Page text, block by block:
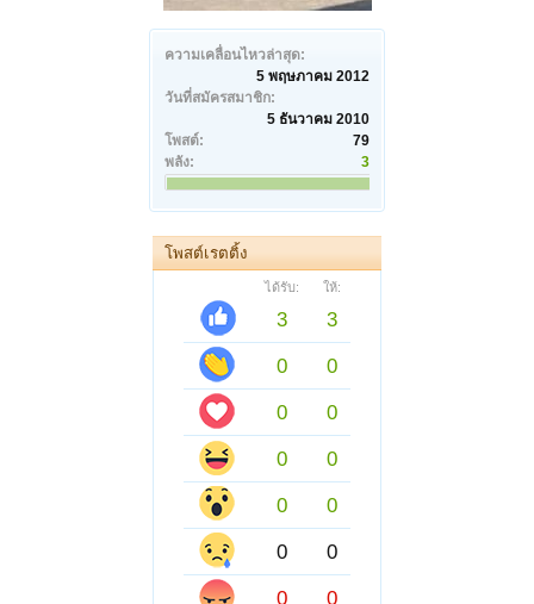
ความเคลื่อนไหวล่าสุด:
5 พฤษภาคม 2012
วันที่สมัครสมาชิก:
5 ธันวาคม 2010
โพสต์:
79
พลัง:
3
โพสต์เรตติ้ง
ได้รับ: ให้:
3
3
0
0
0
0
0
0
0
0
0
0
0
0